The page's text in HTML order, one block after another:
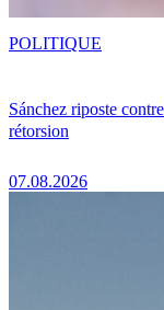
Sánchez riposte
rétorsion
07.08.2026
POLITIQUE